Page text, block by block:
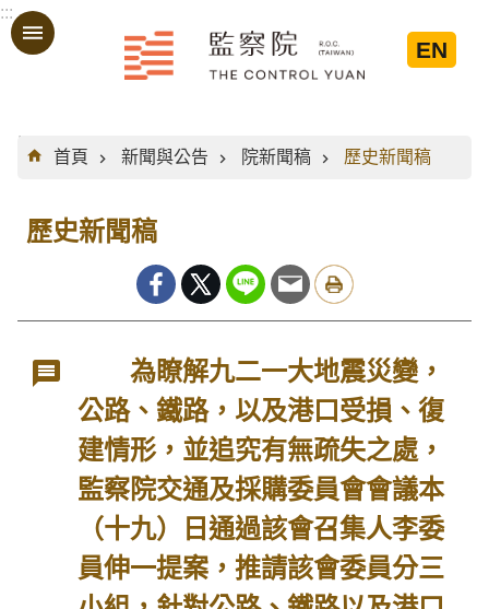
跳到主要內容區塊
:::
EN
:::
首頁
新聞與公告 院新聞稿 歷史新聞稿
歷史新聞稿
為瞭解九二一大地震災變，
公路、鐵路，以及港口受損、復
建情形，並追究有無疏失之處，
監察院交通及採購委員會會議本
（十九）日通過該會召集人李委
員伸一提案，推請該會委員分三